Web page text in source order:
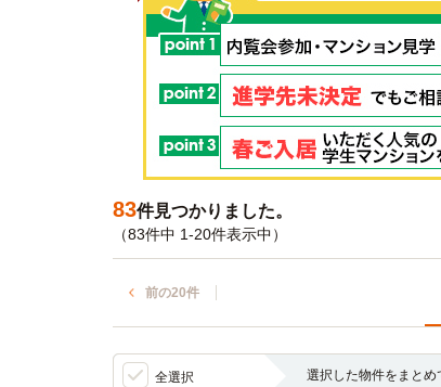
83件見つかりました。
（83件中 1-20件表示中）
前の20件
全選択 選択した物件をまとめ